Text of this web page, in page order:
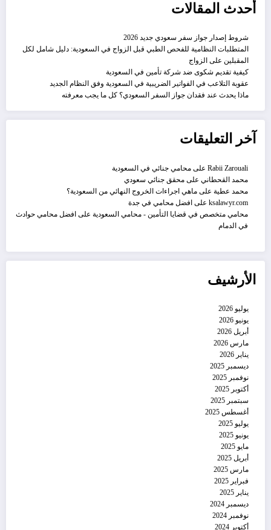
أحدث المقالات
شروط إصدار جواز سفر سعودي جديد 2026
المتطلبات النظامية للفحص الطبي قبل الزواج في السعودية: دليل شامل لكل
المقبلين على الزواج
كيفية تقديم شكوى ضد شركة تأمين في السعودية
عقوبة التلاعب في الفواتير الضريبية في السعودية وفق النظام الجديد
ماذا يحدث عند فقدان جواز السفر السعودي؟ كل ما يجب معرفته
آخر التعليقات
Rabii Zarouali علىمحامي جنائي في السعودية
محمد القحطاني علىمحقق جنائي سعودي
محمد عطية علىماهي اجراءات الخروج النهائي من السعودية؟
ksalawyr.com علىافضل محامي في جدة
محامي متخصص في قضايا التأمين - محامي السعودية علىافضل محامي حوادث
في الدمام
الأرشيف
يوليو 2026
يونيو 2026
أبريل 2026
مارس 2026
يناير 2026
ديسمبر 2025
نوفمبر 2025
أكتوبر 2025
سبتمبر 2025
أغسطس 2025
يوليو 2025
يونيو 2025
مايو 2025
أبريل 2025
مارس 2025
فبراير 2025
يناير 2025
ديسمبر 2024
نوفمبر 2024
أكتوبر 2024